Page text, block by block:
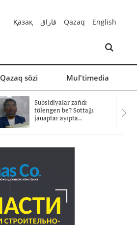
Қазақ قازاق Qazaq English
Qazaq sözi Mul'timedia
Subsidiyalar zañdı
tölengen be? Sottağı
jauaptar ayıpta..